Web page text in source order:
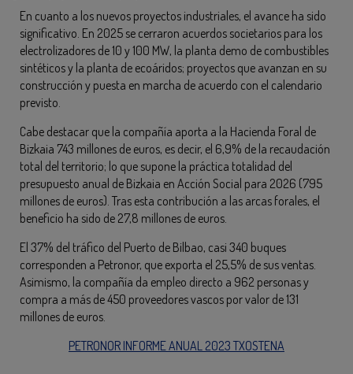
En cuanto a los nuevos proyectos industriales, el avance ha sido
significativo. En 2025 se cerraron acuerdos societarios para los
electrolizadores de 10 y 100 MW, la planta demo de combustibles
sintéticos y la planta de ecoáridos; proyectos que avanzan en su
construcción y puesta en marcha de acuerdo con el calendario
previsto.
Cabe destacar que la compañía aporta a la Hacienda Foral de
Bizkaia 743 millones de euros, es decir, el 6,9% de la recaudación
total del territorio; lo que supone la práctica totalidad del
presupuesto anual de Bizkaia en Acción Social para 2026 (795
millones de euros). Tras esta contribución a las arcas forales, el
beneficio ha sido de 27,8 millones de euros.
El 37% del tráfico del Puerto de Bilbao, casi 340 buques
corresponden a Petronor, que exporta el 25,5% de sus ventas.
Asimismo, la compañía da empleo directo a 962 personas y
compra a más de 450 proveedores vascos por valor de 131
millones de euros.
PETRONOR INFORME ANUAL 2023 TXOSTENA